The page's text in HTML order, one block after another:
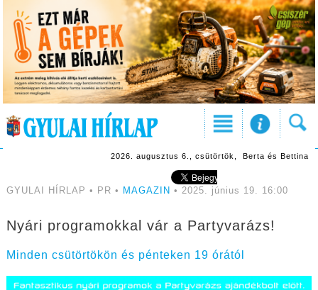
2026. augusztus 6., csütörtök, Berta és Bettina
GYULAI HÍRLAP • PR • MAGAZIN • 2025. június 19. 16:00
Nyári programokkal vár a Partyvarázs!
Minden csütörtökön és pénteken 19 órától